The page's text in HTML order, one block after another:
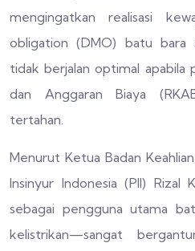
mengingatkan realisasi
obligation (DMO) batu bara
tidak berjalan optimal apabila
dan Anggaran Biaya
tertahan.
Menurut Ketua Badan
Insinyur Indonesia (PII) Rizal
sebagai pengguna utama
kelistrikan—sangat